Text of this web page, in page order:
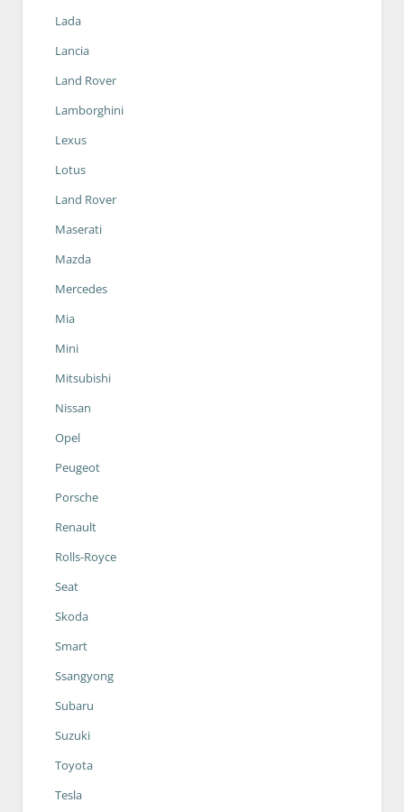
Lada
Lancia
Land Rover
Lamborghini
Lexus
Lotus
Land Rover
Maserati
Mazda
Mercedes
Mia
Mini
Mitsubishi
Nissan
Opel
Peugeot
Porsche
Renault
Rolls-Royce
Seat
Skoda
Smart
Ssangyong
Subaru
Suzuki
Toyota
Tesla